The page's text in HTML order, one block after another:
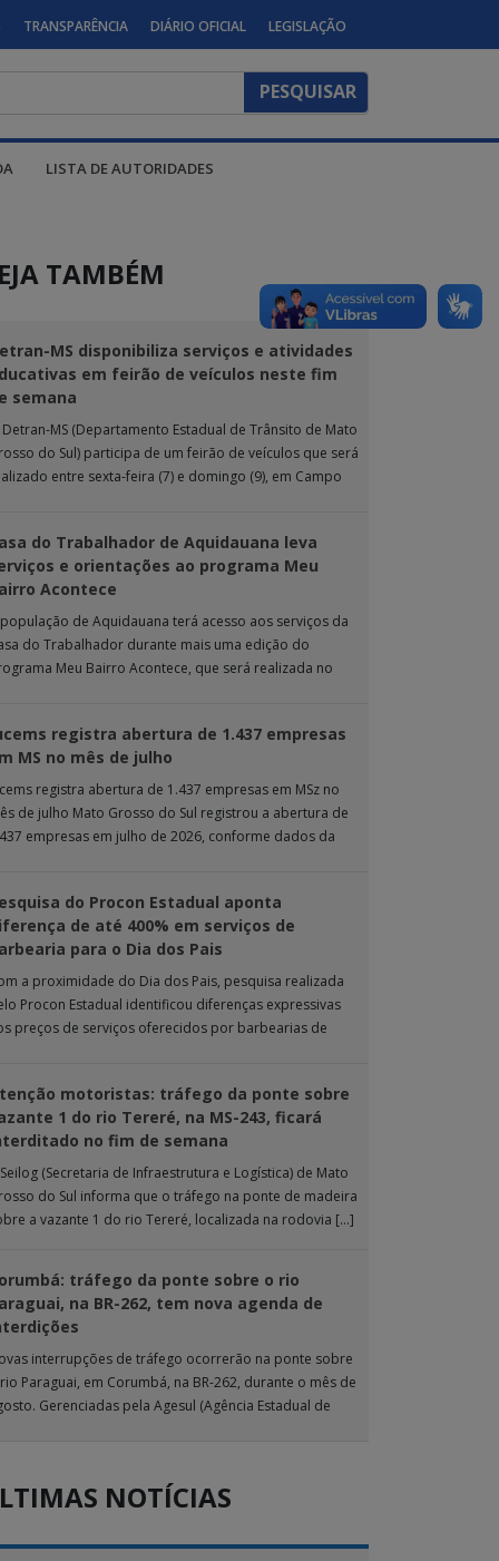
TRANSPARÊNCIA DIÁRIO OFICIAL LEGISLAÇÃO
LISTA DE AUTORIDADES
TAMBÉM
MS disponibiliza serviços e atividades
em feirão de veículos neste fim
semana
Detran-MS (Departamento Estadual de Trânsito de Mato
do Sul) participa de um feirão de veículos que será
entre sexta-feira (7) e domingo (9), em Campo
do Trabalhador de Aquidauana leva
e orientações ao programa Meu
Acontece
de Aquidauana terá acesso aos serviços da
do Trabalhador durante mais uma edição do
Meu Bairro Acontece, que será realizada no
registra abertura de 1.437 empresas
MS no mês de julho
registra abertura de 1.437 empresas em MSz no
de julho Mato Grosso do Sul registrou a abertura de
empresas em julho de 2026, conforme dados da
do Procon Estadual aponta
de até 400% em serviços de
para o Dia dos Pais
a proximidade do Dia dos Pais, pesquisa realizada
Procon Estadual identificou diferenças expressivas
preços de serviços oferecidos por barbearias de
motoristas: tráfego da ponte sobre
1 do rio Tereré, na MS-243, ficará
no fim de semana
(Secretaria de Infraestrutura e Logística) de Mato
do Sul informa que o tráfego na ponte de madeira
a vazante 1 do rio Tereré, localizada na rodovia […]
tráfego da ponte sobre o rio
na BR-262, tem nova agenda de
interrupções de tráfego ocorrerão na ponte sobre
Paraguai, em Corumbá, na BR-262, durante o mês de
Gerenciadas pela Agesul (Agência Estadual de
NOTÍCIAS